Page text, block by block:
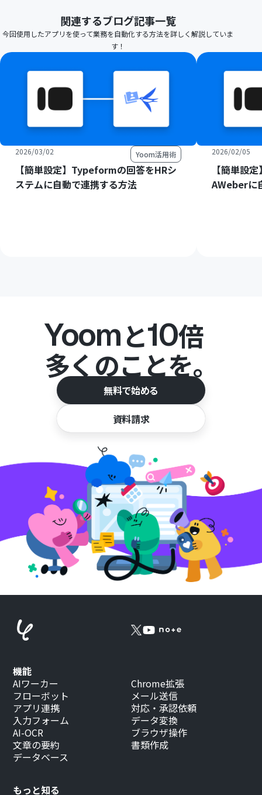
関連するブログ記事一覧
今回使用したアプリを使って業務を自動化する方法を詳しく解説していま
す！
2026/03/02 Yoom活用術
【簡単設定】Typeformの回答をHRシ
ステムに自動で連携する方法
2026/02/05
【簡単設
AWeberに
Yoomと10倍
多くのことを。
無料で始める
資料請求
もっと知る
機能
AIワーカー
フローボット
アプリ連携
入力フォーム
AI-OCR
文章の要約
データベース
Chrome拡張
メール送信
対応・承認依頼
データ変換
ブラウザ操作
書類作成